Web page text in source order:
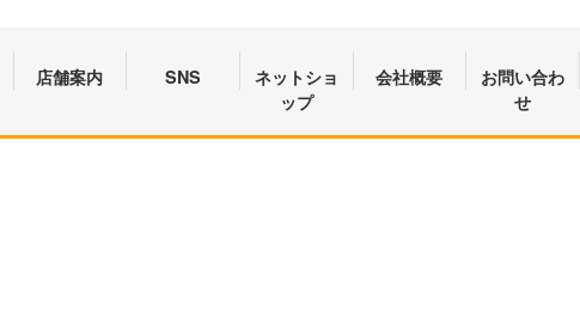
店舗案内 SNS
ネットショ
ップ
会社概要
お問い合わ
せ